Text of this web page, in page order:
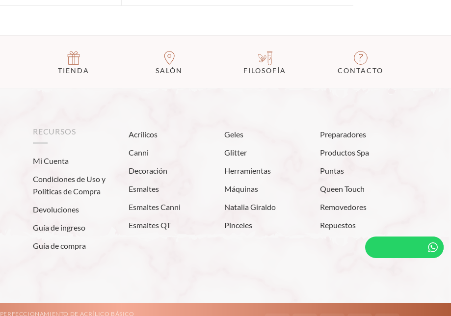
TIENDA SALÓN FILOSOFÍA CONTACTO
RECURSOS
Mi Cuenta
Condiciones de Uso y
Políticas de Compra
Devoluciones
Guía de ingreso
Guía de compra
Acrílicos
Canni
Decoración
Esmaltes
Esmaltes Canni
Esmaltes QT
Geles
Glitter
Herramientas
Máquinas
Natalia Giraldo
Pinceles
Preparadores
Productos Spa
Puntas
Queen Touch
Removedores
Repuestos
PERFECCIONAMIENTO DE ACRÍLICO BÁSICO